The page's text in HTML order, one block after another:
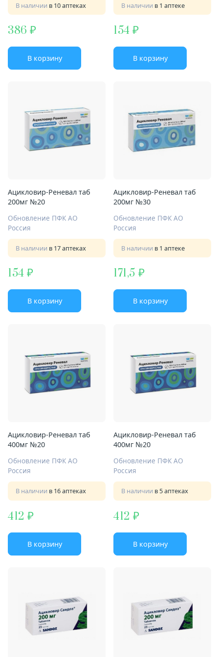
В наличии в 10 аптеках
386
В корзину
В наличии в 1 аптеке
154
В корзину
Ацикловир-Реневал таб
200мг №20
Обновление ПФК АО
Россия
В наличии в 17 аптеках
154
В корзину
Ацикловир-Реневал таб
200мг №30
Обновление ПФК АО
Россия
В наличии в 1 аптеке
171,5
В корзину
Ацикловир-Реневал таб
400мг №20
Обновление ПФК АО
Россия
В наличии в 16 аптеках
412
В корзину
Ацикловир-Реневал таб
400мг №20
Обновление ПФК АО
Россия
В наличии в 5 аптеках
412
В корзину